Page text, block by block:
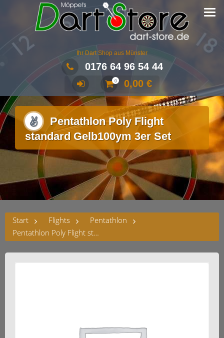
Ihr Dart Shop aus Münster
0176 64 96 54 44
0 0,00 €
Pentathlon Poly Flight
standard Gelb100ym 3er Set
Start Flights
Pentathlon
Pentathlon Poly Flight standard Gelb100ym 3er Set